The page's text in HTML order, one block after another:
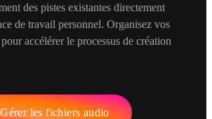
des pistes existantes directement
de travail personnel. Organisez vos
accélérer le processus de création
Gérer les fichiers audio